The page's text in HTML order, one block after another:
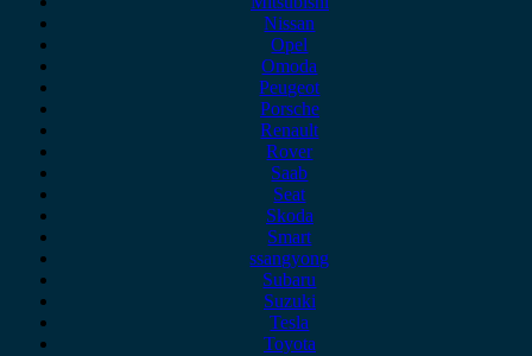
Nissan
Opel
Omoda
Peugeot
Porsche
Renault
Rover
Saab
Seat
Skoda
Smart
ssangyong
Subaru
Suzuki
Tesla
Toyota